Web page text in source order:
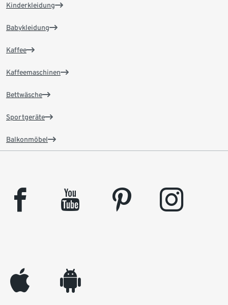
Kinderkleidung
Babykleidung
Kaffee
Kaffeemaschinen
Bettwäsche
Sportgeräte
Balkonmöbel
facebook youtube pinterest instagram
appleinc android